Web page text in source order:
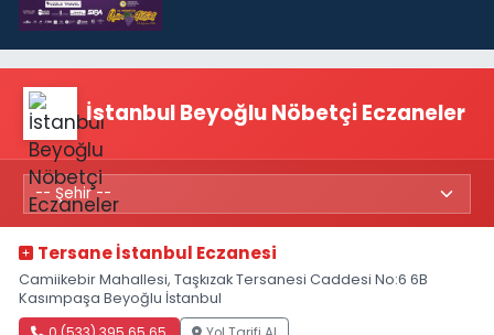
İstanbul Beyoğlu Nöbetçi Eczaneler
Tersane İstanbul Eczanesi
Camiikebir Mahallesi, Taşkızak Tersanesi Caddesi No:6 6B
Kasımpaşa Beyoğlu İstanbul